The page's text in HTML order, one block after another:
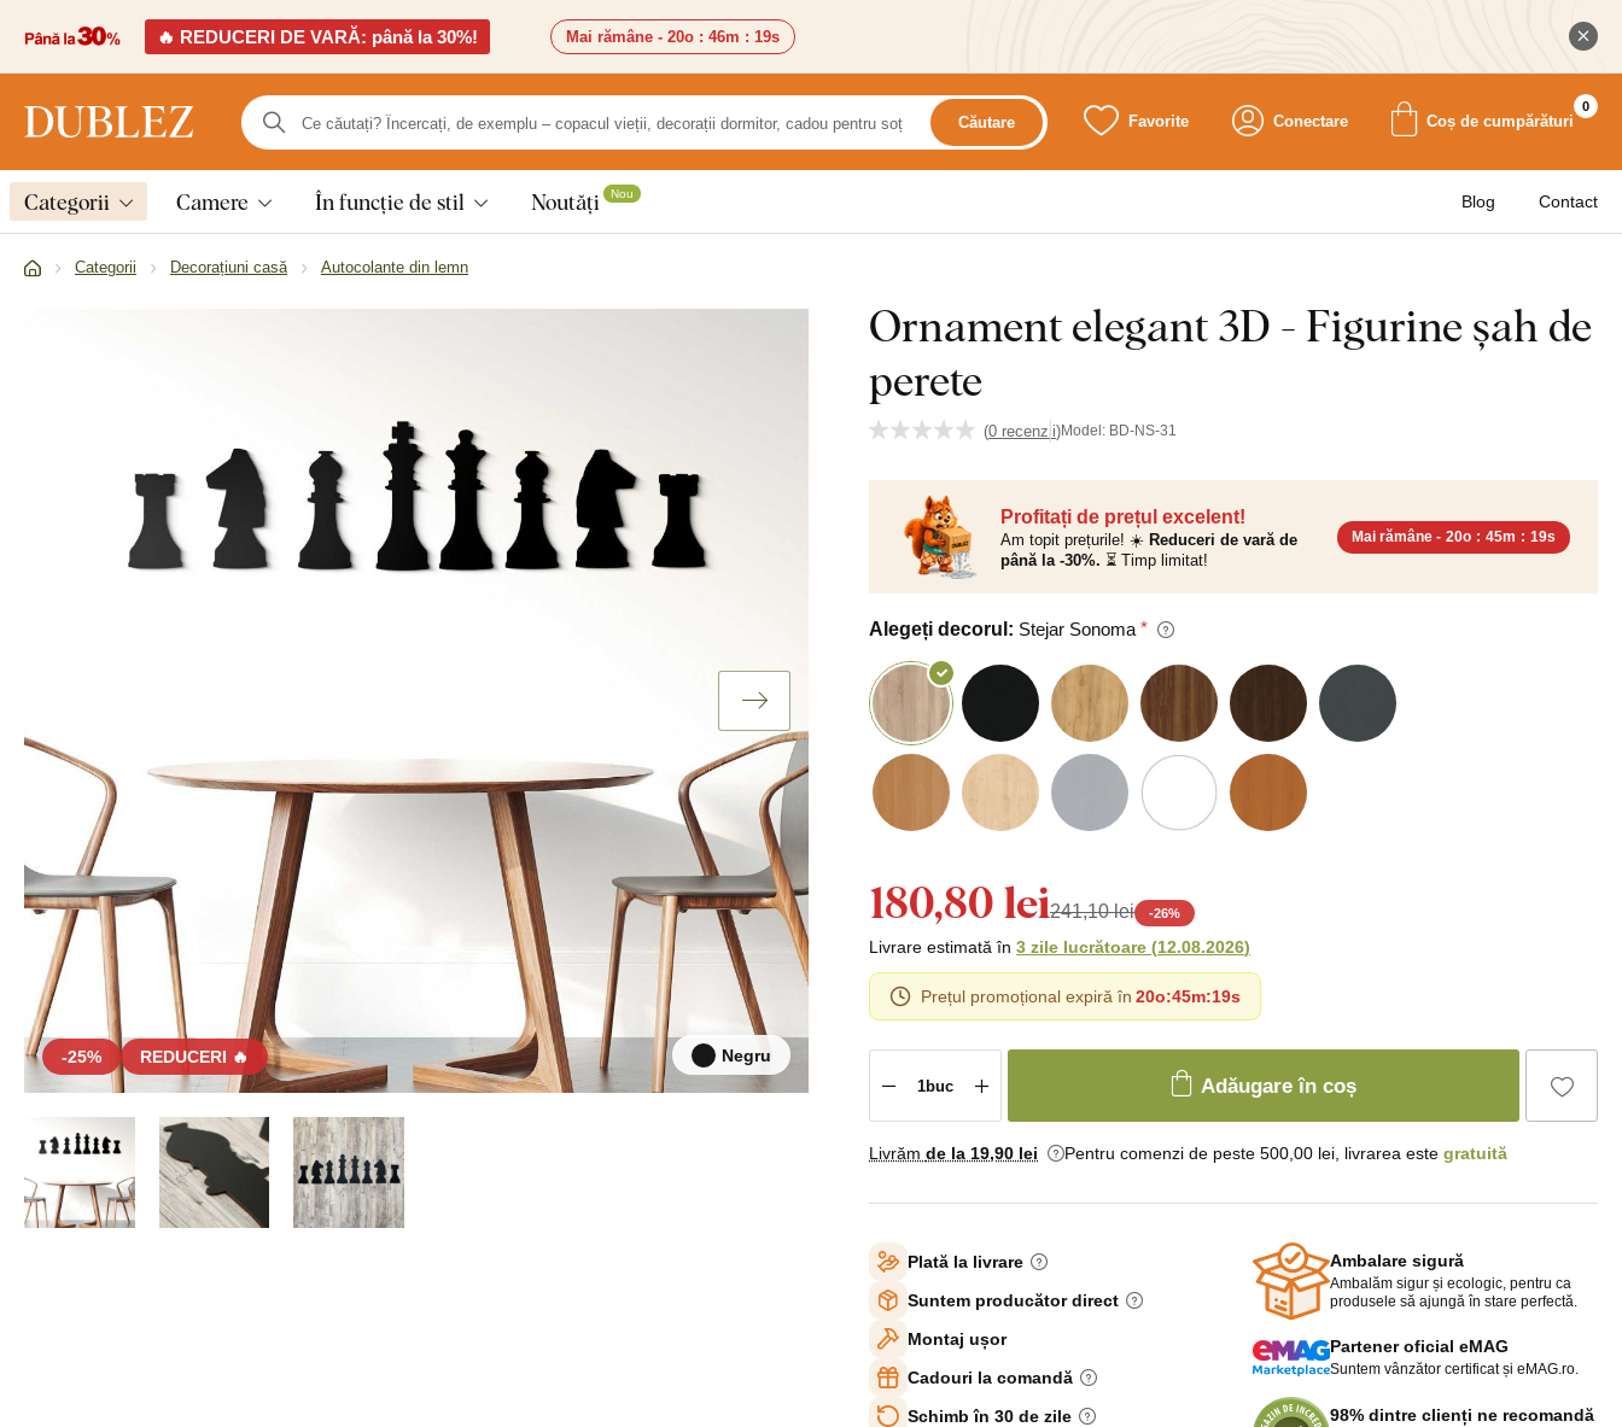
🔥 REDUCERI DE VARĂ: până la 30%! Mai rămâne - 20o : 46m : 18s
Căutare Favorite Conectare Coș de cumpărături
0
Categorii Camere În funcție de stil Noutăți Nou Blog Contact
Categorii Decorațiuni casă Autocolante din lemn
Ornament elegant 3D - Figurine șah de
perete
(0 recenzii)Model: BD-NS-31
-25% REDUCERI 🔥 Negru
Profitați de prețul excelent!
Am topit prețurile! ☀️ Reduceri de vară de
până la -30%. ⏳ Timp limitat!
Mai rămâne - 20o : 45m : 18s
Alegeți decorul: Stejar Sonoma
180,80 lei241,10 lei -26%
Livrare estimată în 3 zile lucrătoare (12.08.2026)
Prețul promoțional expiră în 20o:45m:18s
Adăugare în coș
Livrăm de la 19,90 lei Pentru comenzi de peste 500,00 lei, livrarea este gratuită
Plată la livrare
Suntem producător direct
Montaj ușor
Cadouri la comandă
Schimb în 30 de zile
Ambalare sigură
Ambalăm sigur și ecologic, pentru ca
produsele să ajungă în stare perfectă.
Partener oficial eMAG
Suntem vânzător certificat și eMAG.ro.
98% dintre clienți ne recomandă